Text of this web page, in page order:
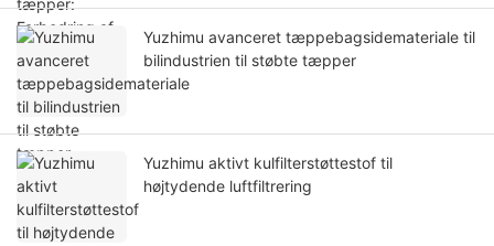
Yuzhimu avanceret tæppebagsidemateriale til
bilindustrien til støbte tæpper
Yuzhimu aktivt kulfilterstøttestof til
højtydende luftfiltrering